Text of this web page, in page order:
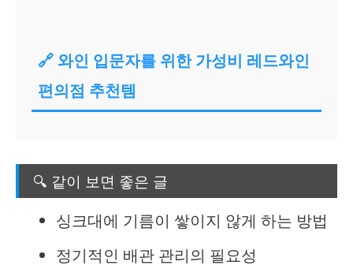
🔗 와인 입문자를 위한 가성비 레드와인
편의점 추천템
🔍 같이 보면 좋은 글
싱크대에 기름이 쌓이지 않게 하는 방법
정기적인 배관 관리의 필요성